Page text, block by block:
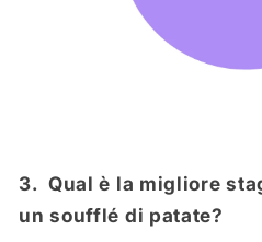
3. Qual è la migliore
un soufflé di patate?